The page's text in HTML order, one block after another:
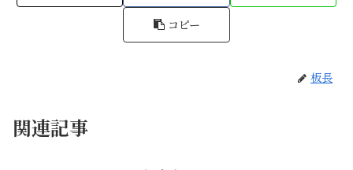
コピー
板長
関連記事